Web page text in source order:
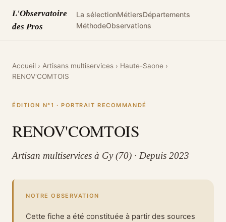
L'Observatoire
des Pros
La sélectionMétiersDépartements
MéthodeObservations
Accueil › Artisans multiservices › Haute-Saone ›
RENOV'COMTOIS
ÉDITION N°1 · PORTRAIT RECOMMANDÉ
RENOV'COMTOIS
Artisan multiservices à Gy (70) · Depuis 2023
NOTRE OBSERVATION
Cette fiche a été constituée à partir des sources